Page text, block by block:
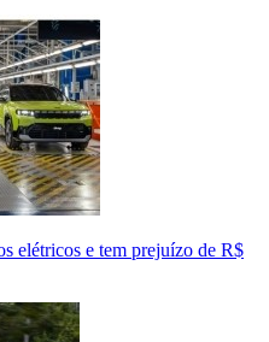
elétricos e tem prejuízo de R$